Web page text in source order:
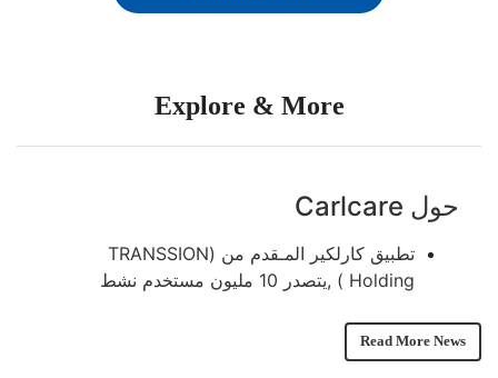
Explore & More
حول Carlcare
تطبيق كارلكير المـقدم من (TRANSSION
Holding ) ,يتصدر 10 مليون مستخدم نشط
Read More News